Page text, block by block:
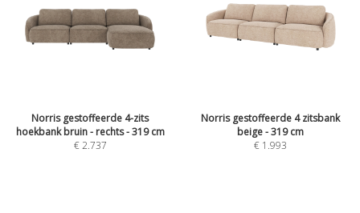
Norris gestoffeerde 4-zits
hoekbank bruin - rechts - 319 cm
€2.737
Norris gestoffeerde 4 zitsbank
beige - 319 cm
€ 1.993